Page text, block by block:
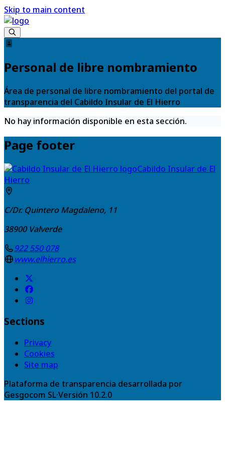
Skip to main content
Personal de libre nombramiento
Área de personal de libre nombramiento del portal de
transparencia del Cabildo Insular de El Hierro
No hay información disponible en esta sección.
Page footer
Cabildo Insular de El
Hierro
C/Dr. Quintero Magdaleno, 11
38900 Valverde
922 550 078
www.elhierro.es
Sections
Privacy
Cookies
Site map
Plataforma de transparencia desarrollada por
Gesgocom SL·Versión 10.2.0